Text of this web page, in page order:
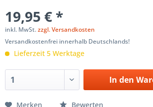
19,95 € *
inkl. MwSt.zzgl. Versandkosten
Versandkostenfrei innerhalb Deutschlands!
Lieferzeit 5 Werktage
In den
Merken Bewerten